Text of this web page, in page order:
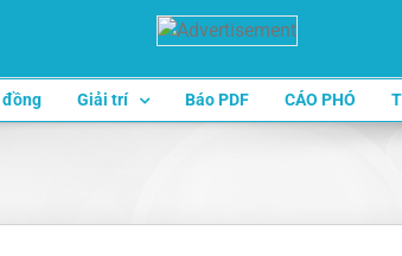
đồng Giải trí Báo PDF CÁO PHÓ